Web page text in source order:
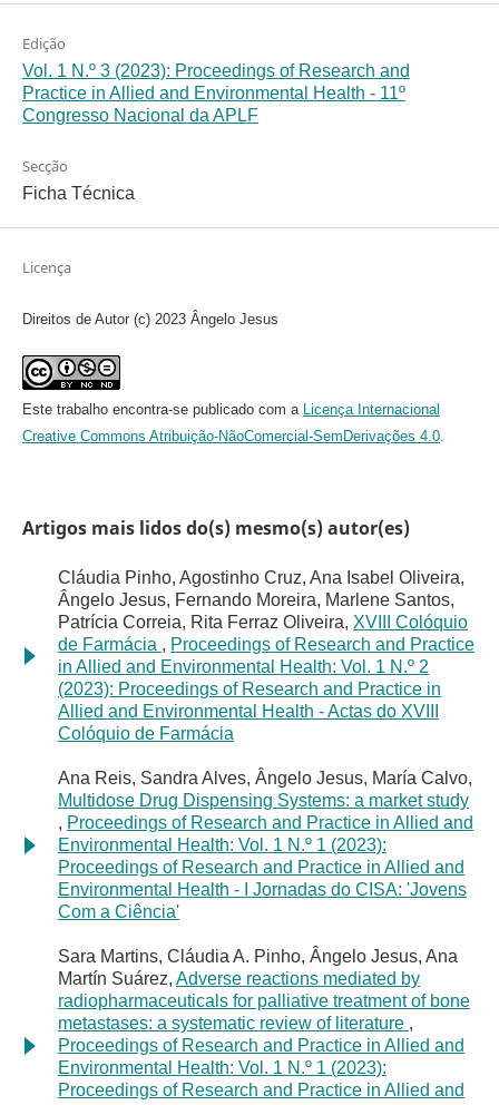
Edição
Vol. 1 N.º 3 (2023): Proceedings of Research and
Practice in Allied and Environmental Health - 11º
Congresso Nacional da APLF
Secção
Ficha Técnica
Licença
Direitos de Autor (c) 2023 Ângelo Jesus
Este trabalho encontra-se publicado com a
Licença Internacional
Creative Commons Atribuição-NãoComercial-SemDerivações 4.0.
Artigos mais lidos do(s) mesmo(s) autor(es)
Cláudia Pinho, Agostinho Cruz, Ana Isabel Oliveira,
Ângelo Jesus, Fernando Moreira, Marlene Santos,
Patrícia Correia, Rita Ferraz Oliveira, XVIII Colóquio
de Farmácia , Proceedings of Research and Practice
in Allied and Environmental Health: Vol. 1 N.º 2
(2023): Proceedings of Research and Practice in
Allied and Environmental Health - Actas do XVIII
Colóquio de Farmácia
Ana Reis, Sandra Alves, Ângelo Jesus, María Calvo,
Multidose Drug Dispensing Systems: a market study
, Proceedings of Research and Practice in Allied and
Environmental Health: Vol. 1 N.º 1 (2023):
Proceedings of Research and Practice in Allied and
Environmental Health - I Jornadas do CISA: 'Jovens
Com a Ciência'
Sara Martins, Cláudia A. Pinho, Ângelo Jesus, Ana
Martín Suárez, Adverse reactions mediated by
radiopharmaceuticals for palliative treatment of bone
metastases: a systematic review of literature ,
Proceedings of Research and Practice in Allied and
Environmental Health: Vol. 1 N.º 1 (2023):
Proceedings of Research and Practice in Allied and